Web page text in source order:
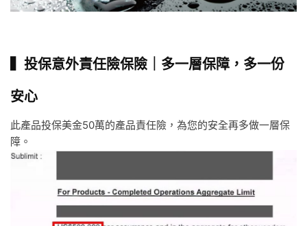
▍投保意外責任險保險｜多一層保障，多一份
安心
此產品投保美金50萬的產品責任險，為您的安全再多做一層保
障。